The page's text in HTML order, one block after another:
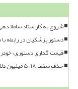
شروع به کار ستاد
دستور پزشکیان در رابطه با طلب ۴ میلیارد یورویی تامین کنندگان
قیمت گذاری دستوری،
حذف سقف ۱۸، ۵ میلیون دلاری استانی برای واردات کالاهای اساسی از مرزها